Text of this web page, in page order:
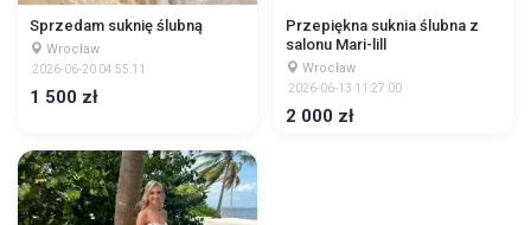
Sprzedam suknię ślubną
Wrocław
2026-06-20 04:55:11
1 500 zł
Przepiękna suknia ślubna z
salonu Mari-lill
Wrocław
2026-06-13 11:27:00
2 000 zł